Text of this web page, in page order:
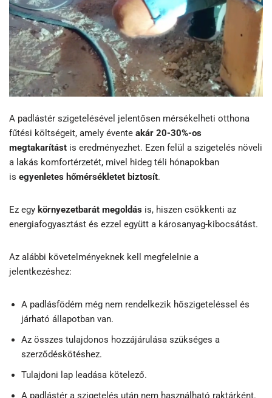
A padlástér szigetelésével jelentősen mérsékelheti otthona
fűtési költségeit, amely évente akár 20-30%-os
megtakarítást is eredményezhet. Ezen felül a szigetelés növeli
a lakás komfortérzetét, mivel hideg téli hónapokban
is egyenletes hőmérsékletet biztosít.
Ez egy környezetbarát megoldás is, hiszen csökkenti az
energiafogyasztást és ezzel együtt a károsanyag-kibocsátást.
Az alábbi követelményeknek kell megfelelnie a
jelentkezéshez:
A padlásfödém még nem rendelkezik hőszigeteléssel és
járható állapotban van.
Az összes tulajdonos hozzájárulása szükséges a
szerződéskötéshez.
Tulajdoni lap leadása kötelező.
A padlástér a szigetelés után nem használható raktárként.